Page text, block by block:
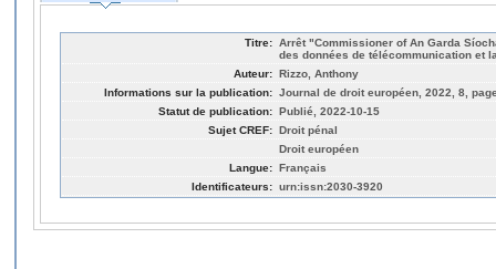
Titre: Arrêt "Commissioner of An Garda
des données de télécommunication et
Auteur: Rizzo, Anthony
Informations sur la publication: Journal de droit européen, 2022, 8,
Statut de publication: Publié, 2022-10-15
Sujet CREF: Droit pénal
Droit européen
Langue: Français
Identificateurs: urn:issn:2030-3920